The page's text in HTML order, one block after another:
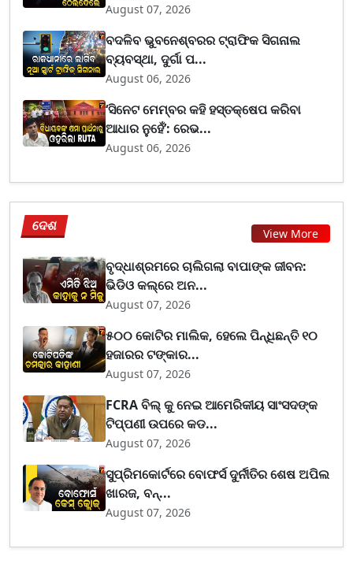
August 07, 2026
ବଦଳିବ ଭୁବନେଶ୍ବରର ଟ୍ରାଫିକ ସିଗନାଲ
ବ୍ୟବସ୍ଥା, ଦୁର୍ଗା ପ...
August 06, 2026
‘ସିନେଟ ମେମ୍ବର କହି ହସ୍ତକ୍ଷେପ କରିବା
ଆଧାର ନୁହେଁ’: ରେଭ...
August 06, 2026
ଦେଶ View More
ବୃଦ୍ଧାଶ୍ରମରେ ଚାଲିଗଲା ବାପାଙ୍କ ଜୀବନ:
ଭିଡିଓ କଲ୍‌ରେ ଅନ...
August 07, 2026
୫୦୦ କୋଟିର ମାଲିକ, ହେଲେ ପିନ୍ଧିଛନ୍ତି ୧୦
ହଜାରର ଟଙ୍କାର...
August 07, 2026
FCRA ବିଲ୍ କୁ ନେଇ ଆମେରିକୀୟ ସାଂସଦଙ୍କ
ଟିପ୍ପଣୀ ଉପରେ କଡ...
August 07, 2026
ସୁପ୍ରିମକୋର୍ଟରେ ବୋଫର୍ସ ଦୁର୍ନୀତିର ଶେଷ ଅପିଲ
ଖାରଜ, ବନ୍...
August 07, 2026